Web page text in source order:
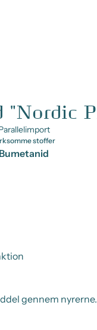
"Nordic
stoffer
Bumetanid
gennem nyrerne.